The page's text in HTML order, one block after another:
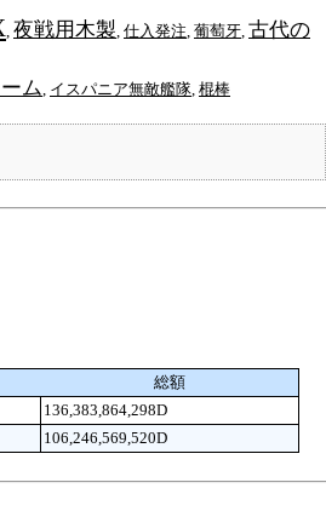
夜戦用木製 仕入発注 葡萄牙 古代の
ム イスパニア無敵艦隊 棍棒
総額
136,383,864,298D
106,246,569,520D